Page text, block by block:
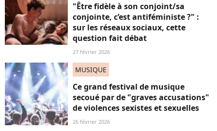
"Être fidèle à son conjoint/sa
conjointe, c’est antiféministe ?" :
sur les réseaux sociaux, cette
question fait débat
27 février 2026
MUSIQUE
Ce grand festival de musique
secoué par de "graves accusations"
de violences sexistes et sexuelles
26 février 2026